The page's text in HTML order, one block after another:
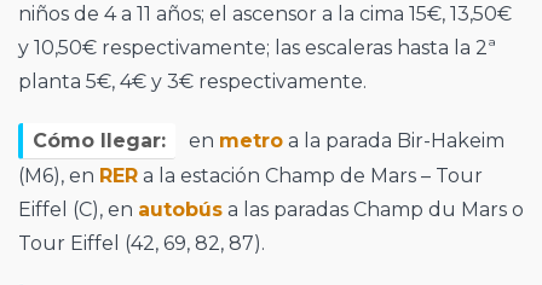
niños de 4 a 11 años; el ascensor a la cima 15€, 13,50€
y 10,50€ respectivamente; las escaleras hasta la 2ª
planta 5€, 4€ y 3€ respectivamente.
Cómo llegar: en metro a la parada Bir-Hakeim
(M6), en RER a la estación Champ de Mars – Tour
Eiffel (C), en autobús a las paradas Champ du Mars o
Tour Eiffel (42, 69, 82, 87).